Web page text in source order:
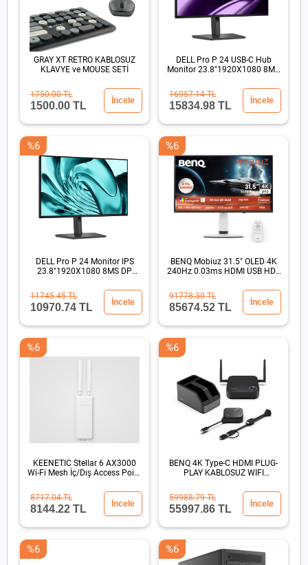
GRAY XT RETRO KABLOSUZ
KLAVYE ve MOUSE SETİ
1750.00 TL
1500.00 TL İncele
DELL Pro P 24 USB-C Hub
Monitor 23.8"1920X1080 8MS
16957.14 TL
15834.98 TL İncele
DELL Pro P 24 Monitor IPS
23.8"1920X1080 8MS DP
%6
11745.45 TL
10970.74 TL İncele
BENQ Mobiuz 31.5" OLED 4K
240Hz 0.03ms HDMI USB HDR
%6
91778.30 TL
85674.52 TL İncele
KEENETIC Stellar 6 AX3000
Wi-Fi Mesh İç/Dış Access Point
%6
8717.04 TL
8144.22 TL İncele
BENQ 4K Type-C HDMI PLUG-
PLAY KABLOSUZ WIFI
CIHAZI
%6
59988.79 TL
55997.86 TL İncele
%6 %6